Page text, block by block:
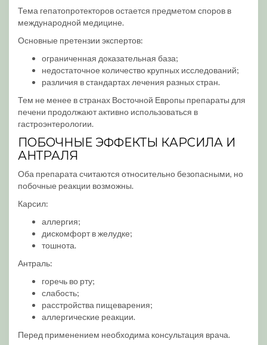
Тема гепатопротекторов остается предметом споров в
международной медицине.
Основные претензии экспертов:
ограниченная доказательная база;
недостаточное количество крупных исследований;
различия в стандартах лечения разных стран.
Тем не менее в странах Восточной Европы препараты для
печени продолжают активно использоваться в
гастроэнтерологии.
ПОБОЧНЫЕ ЭФФЕКТЫ КАРСИЛА И
АНТРАЛЯ
Оба препарата считаются относительно безопасными, но
побочные реакции возможны.
Карсил:
аллергия;
дискомфорт в желудке;
тошнота.
Антраль:
горечь во рту;
слабость;
расстройства пищеварения;
аллергические реакции.
Перед применением необходима консультация врача.